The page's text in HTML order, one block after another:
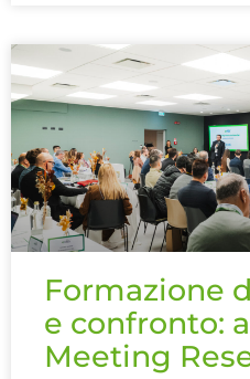
Formazione
e confronto:
Meeting